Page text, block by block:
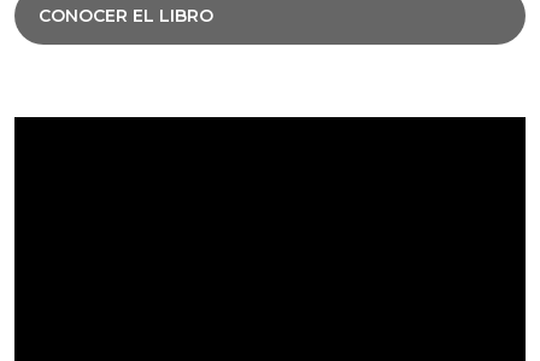
CONOCER EL LIBRO